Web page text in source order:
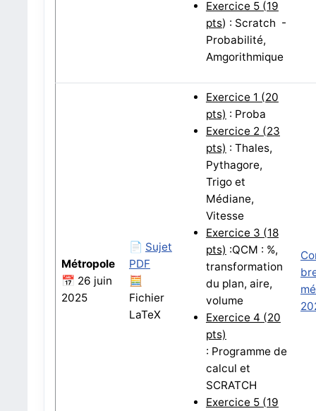
Exercice 5 (19
pts) : Scratch -
Probabilité,
Amgorithmique
Métropole
📅 26 juin
2025
📄 Sujet
PDF
🧮
Fichier
LaTeX
Exercice 1 (20
pts) : Proba
Exercice 2 (23
pts) : Thales,
Pythagore,
Trigo et
Médiane,
Vitesse
Exercice 3 (18
pts) :QCM : %,
transformation
du plan, aire,
volume
Exercice 4 (20
pts)
: Programme de
calcul et
SCRATCH
Exercice 5 (19